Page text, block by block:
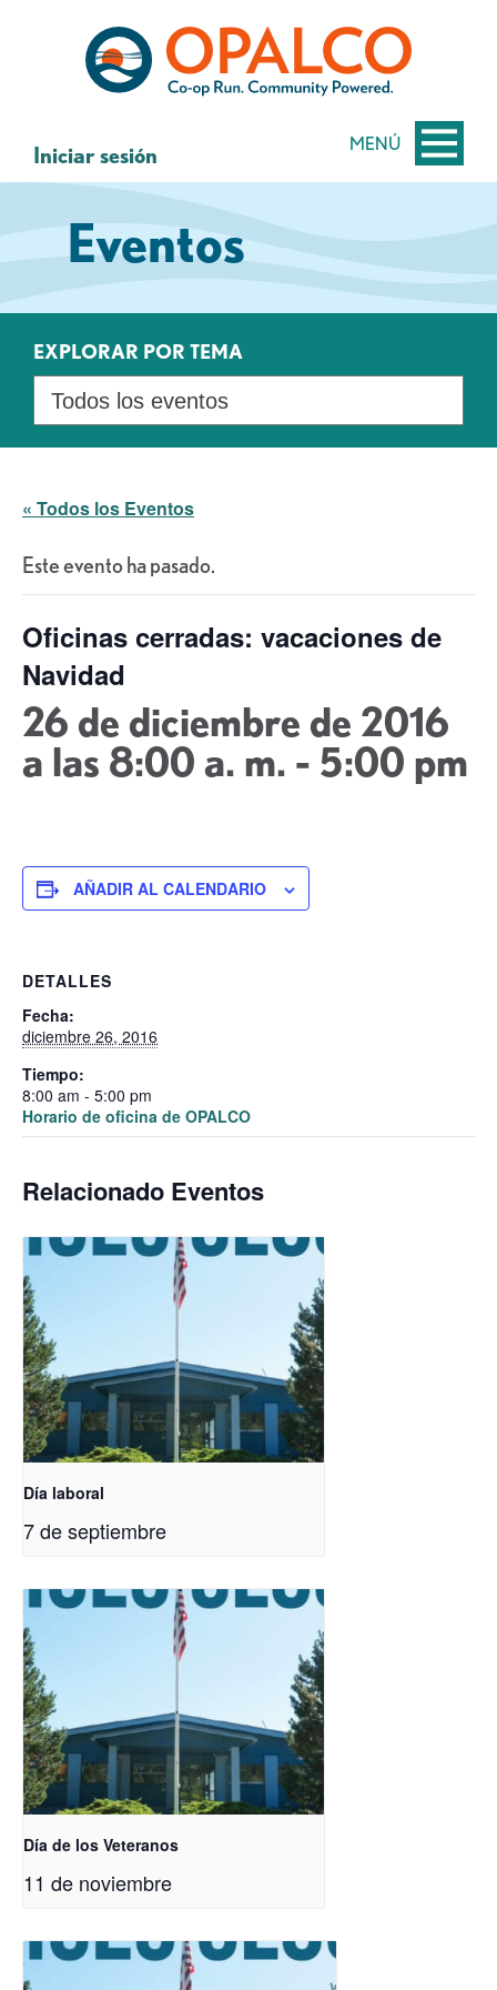
contenido
MENÚ
Iniciar sesión
Eventos
EXPLORAR POR TEMA
« Todos los Eventos
Este evento ha pasado.
Oficinas cerradas: vacaciones de
Navidad
26 de diciembre de 2016
a las 8:00 a. m. - 5:00 pm
AÑADIR AL CALENDARIO
DETALLES
Fecha:
diciembre 26, 2016
Tiempo:
8:00 am - 5:00 pm
Horario de oficina de OPALCO
Relacionado Eventos
Día laboral
7 de septiembre
Día de los Veteranos
11 de noviembre